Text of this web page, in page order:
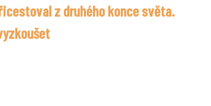
z druhého konce světa.